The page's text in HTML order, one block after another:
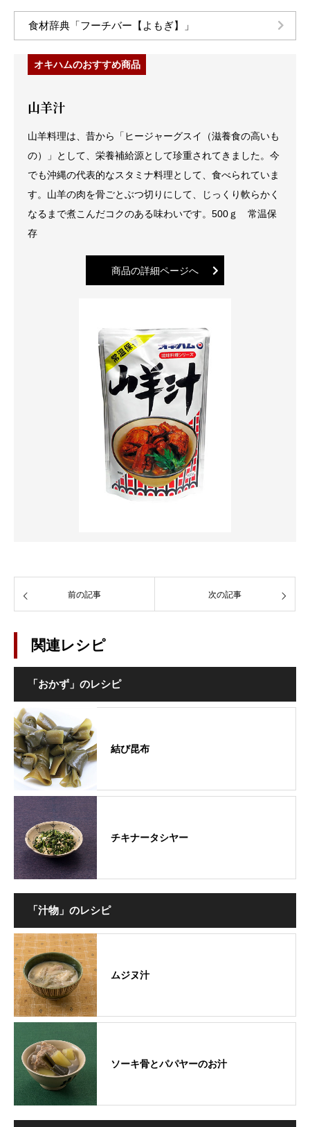
食材辞典「フーチバー【よもぎ】」
オキハムのおすすめ商品
山羊汁
山羊料理は、昔から「ヒージャーグスイ（滋養食の高いも
の）」として、栄養補給源として珍重されてきました。今
でも沖縄の代表的なスタミナ料理として、食べられていま
す。山羊の肉を骨ごとぶつ切りにして、じっくり軟らかく
なるまで煮こんだコクのある味わいです。500ｇ 常温保
存
商品の詳細ページへ
前の記事 次の記事
関連レシピ
「おかず」のレシピ
結び昆布
チキナータシヤー
「汁物」のレシピ
ムジヌ汁
ソーキ骨とパパヤーのお汁